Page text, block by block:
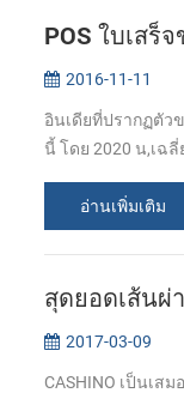
POS ใบเสร็
2016-11-11
อินเดียที่ปรากฏตัวข
นี้ โดย 2020 น,เฉ
อ่านเพิ่มเติม
สุดยอดเส้นผ่
2017-03-09
CASHINO เป็นเส